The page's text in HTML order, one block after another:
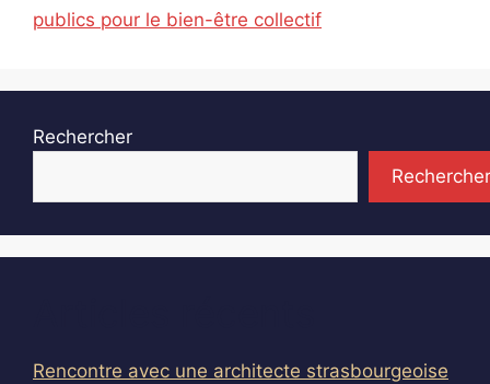
publics pour le bien-être collectif
Rechercher
Rechercher
Rencontre avec une architecte strasbourgeoise